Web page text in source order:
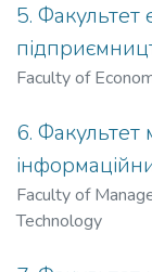
5. Факультет
Faculty of
6. Факультет
Faculty of
Technology